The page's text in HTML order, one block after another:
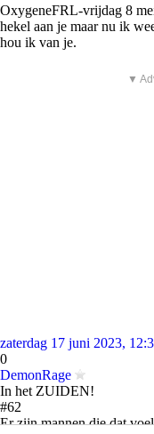
OxygeneFRL-vrijdag 8
hekel aan je maar nu ik
hou ik van je.
▼
zaterdag 17 juni 2023,
0
DemonRage
In het ZUIDEN!
#62
Er zijn mannen die dat